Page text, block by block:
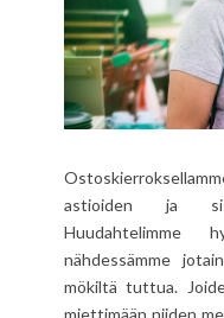
astioiden ja
Huudahtelimme
nähdessämme
mökiltä tuttua.
miettimään niiden